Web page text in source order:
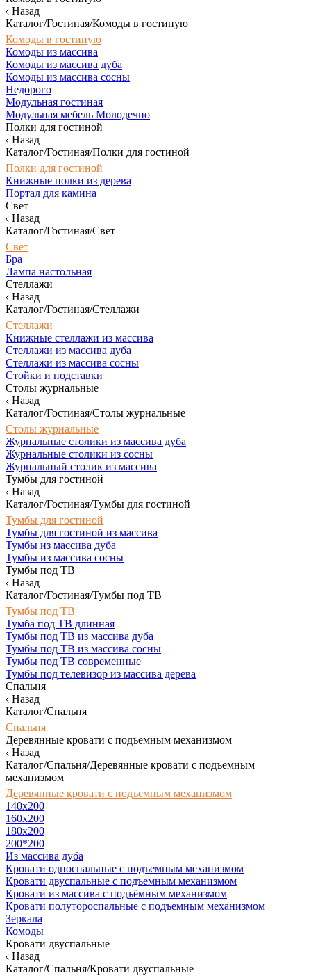
Назад
Каталог/Гостиная/Комоды в гостиную
Комоды в гостиную
Комоды из массива
Комоды из массива дуба
Комоды из массива сосны
Недорого
Модульная гостиная
Модульная мебель Молодечно
Полки для гостиной
Назад
Каталог/Гостиная/Полки для гостиной
Полки для гостиной
Книжные полки из дерева
Портал для камина
Свет
Назад
Каталог/Гостиная/Свет
Свет
Бра
Лампа настольная
Стеллажи
Назад
Каталог/Гостиная/Стеллажи
Стеллажи
Книжные стеллажи из массива
Стеллажи из массива дуба
Стеллажи из массива сосны
Стойки и подставки
Столы журнальные
Назад
Каталог/Гостиная/Столы журнальные
Столы журнальные
Журнальные столики из массива дуба
Журнальные столики из сосны
Журнальный столик из массива
Тумбы для гостиной
Назад
Каталог/Гостиная/Тумбы для гостиной
Тумбы для гостиной
Тумбы для гостиной из массива
Тумбы из массива дуба
Тумбы из массива сосны
Тумбы под ТВ
Назад
Каталог/Гостиная/Тумбы под ТВ
Тумбы под ТВ
Тумба под ТВ длинная
Тумбы под ТВ из массива дуба
Тумбы под ТВ из массива сосны
Тумбы под ТВ современные
Тумбы под телевизор из массива дерева
Спальня
Назад
Каталог/Спальня
Спальня
Деревянные кровати с подъемным механизмом
Назад
Каталог/Спальня/Деревянные кровати с подъемным
механизмом
Деревянные кровати с подъемным механизмом
140x200
160х200
180х200
200*200
Из массива дуба
Кровати односпальные с подъемным механизмом
Кровати двуспальные с подъемным механизмом
Кровати из массива с подъёмным механизмом
Кровати полутороспальные с подъемным механизмом
Зеркала
Комоды
Кровати двуспальные
Назад
Каталог/Спальня/Кровати двуспальные